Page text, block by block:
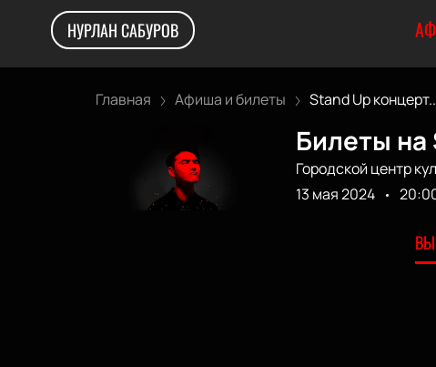
НУРЛАН САБУРОВ
Главная Афиша и билеты Stand Up
Билеты на
Городской центр
13 мая 2024